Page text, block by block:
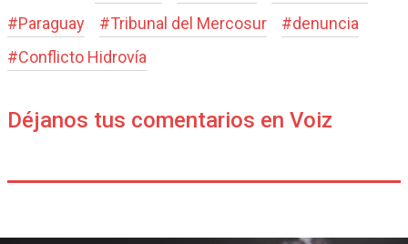
#Paraguay #Tribunal del Mercosur #denuncia
#Conflicto Hidrovía
Déjanos tus comentarios en Voiz